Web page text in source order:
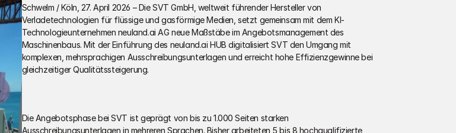
Schwelm / Köln, 27. April 2026 – Die SVT GmbH, weltweit führender Hersteller von
Verladetechnologien für flüssige und gasförmige Medien, setzt gemeinsam mit dem KI-
Technologieunternehmen neuland.ai AG neue Maßstäbe im Angebotsmanagement des
Maschinenbaus. Mit der Einführung des neuland.ai HUB digitalisiert SVT den Umgang mit
komplexen, mehrsprachigen Ausschreibungsunterlagen und erreicht hohe Effizienzgewinne bei
gleichzeitiger Qualitätssteigerung.
Die Angebotsphase bei SVT ist geprägt von bis zu 1.000 Seiten starken
Ausschreibungsunterlagen in mehreren Sprachen. Bisher arbeiteten 5 bis 8 hochqualifizierte